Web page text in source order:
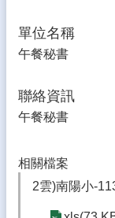
林
縣
位
精
進
體
單位名稱
午餐秘書
聯絡資訊
午餐秘書
相關檔案
2雲)南陽小-